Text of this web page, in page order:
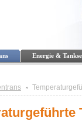
Energie &